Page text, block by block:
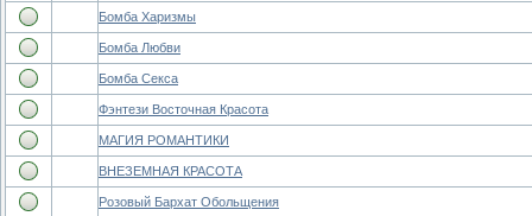
Бомба Харизмы
Бомба Любви
Бомба Секса
Фэнтези Восточная Красота
МАГИЯ РОМАНТИКИ
ВНЕЗЕМНАЯ КРАСОТА
Розовый Бархат Обольщения